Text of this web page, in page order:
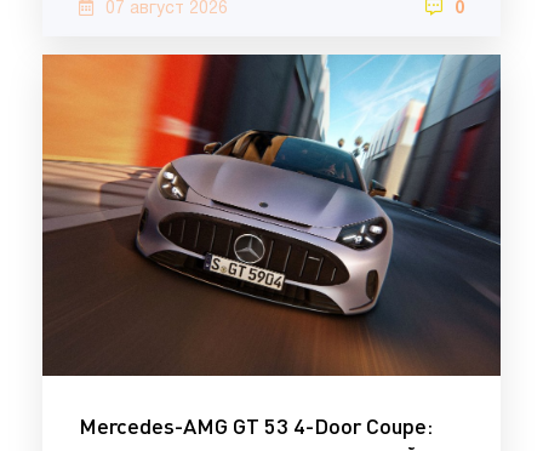
07 август 2026 0
Mercedes-AMG GT 53 4-Door Coupe: